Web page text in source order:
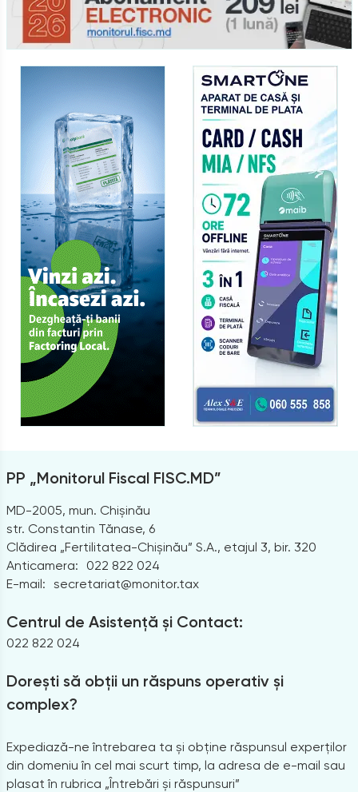
PP „Monitorul Fiscal FISC.MD”
MD-2005, mun. Chișinău
str. Constantin Tănase, 6
Clădirea „Fertilitatea-Chișinău” S.A., etajul 3, bir. 320
Anticamera:
022 822 024
E-mail: secretariat@monitor.tax
Centrul de Asistență și Contact:
022 822 024
Dorești să obții un răspuns operativ și
complex?
Expediază-ne întrebarea ta și obține răspunsul experților
din domeniu în cel mai scurt timp, la adresa de e-mail sau
plasat în rubrica „Întrebări și răspunsuri”